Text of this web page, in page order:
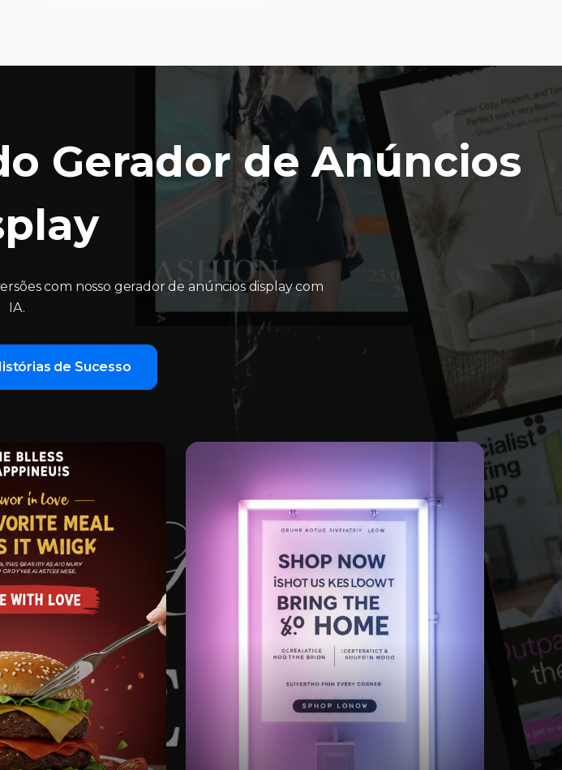
Gerador de Anúncios
com nosso gerador de anúncios display com
IA.
de Sucesso